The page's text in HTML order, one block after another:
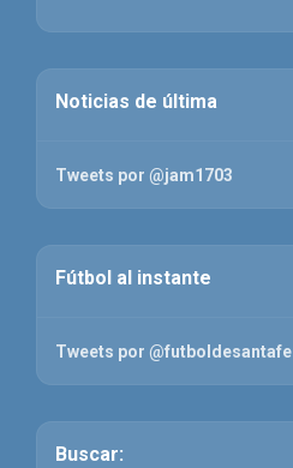
Noticias de última
Tweets por @jam1703
Fútbol al instante
Tweets por @futboldesantafe
Buscar: